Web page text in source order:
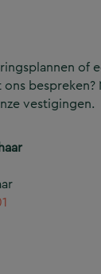
of
vestigingen.